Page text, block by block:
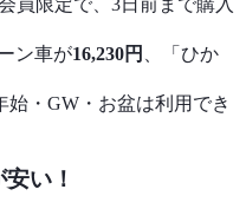
員限定で、3日前まで購入
ン車が16,230円
、「ひか
・GW・お盆は利用でき
い！